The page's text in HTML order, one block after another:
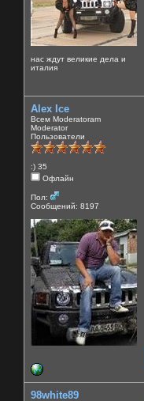
нас ждут великие дела и
италия
Alex Ice
Всем Moderatoram
Moderator
Пользователи
:) 35
Офлайн
Пол:
Сообщений: 8197
98white89